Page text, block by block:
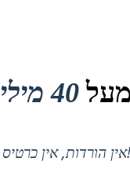
40 מיליון
אין הורדות, אין כרטיס אשראי ואין צורך בכניסה כדי לנסות!